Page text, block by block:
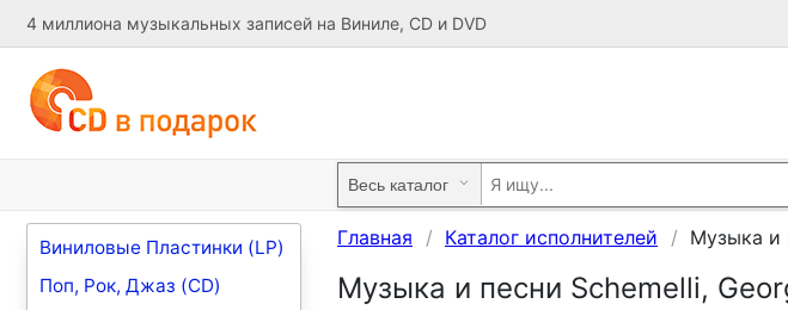
4 миллиона музыкальных записей на Виниле, CD и DVD
Виниловые Пластинки (LP)
Поп, Рок, Джаз (CD)
Главная Каталог исполнителей Музыка и
Музыка и песни Schemelli,